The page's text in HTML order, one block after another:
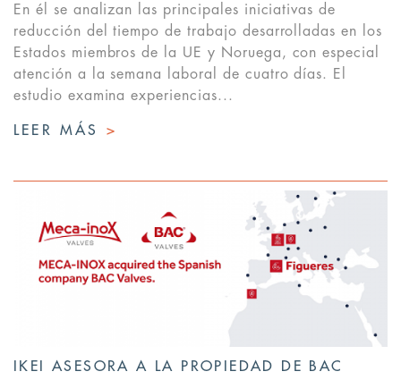
En él se analizan las principales iniciativas de
reducción del tiempo de trabajo desarrolladas en los
Estados miembros de la UE y Noruega, con especial
atención a la semana laboral de cuatro días. El
estudio examina experiencias...
LEER MÁS >
IKEI ASESORA A LA PROPIEDAD DE BAC